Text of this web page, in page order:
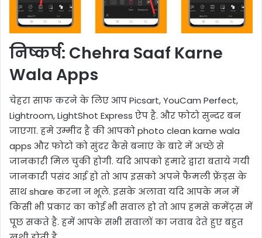
निष्कर्ष: Chehra Saaf Karne
Wala Apps
चेहरा साफ करने के लिए आप Picsart, YouCam Perfect,
Lightroom, LightShot Express ऐप है. और फोटो सुन्दर बन
जाएगा. हमे उम्मीद है की आपको photo clean karne wala
apps और फोटो को सुंदर कैसे बनाएं के बारे में अच्छे से
जानकारी मिल चुकी होगी. यदि आपको हमारे द्वारा बताये गयी
जानकारी पसंद आई हो तो आप इसको अपने फैमली फ्रेंड्स के
साथ share करना न भूले. इसके अलावा यदि आपके मन में
किसी भी प्रकार का कोई भी सवाल हो तो आप हमसे कमेंट्स में
पूछ सकते है. हमें आपके सभी सवालों का जवाब देते हुए बहुत